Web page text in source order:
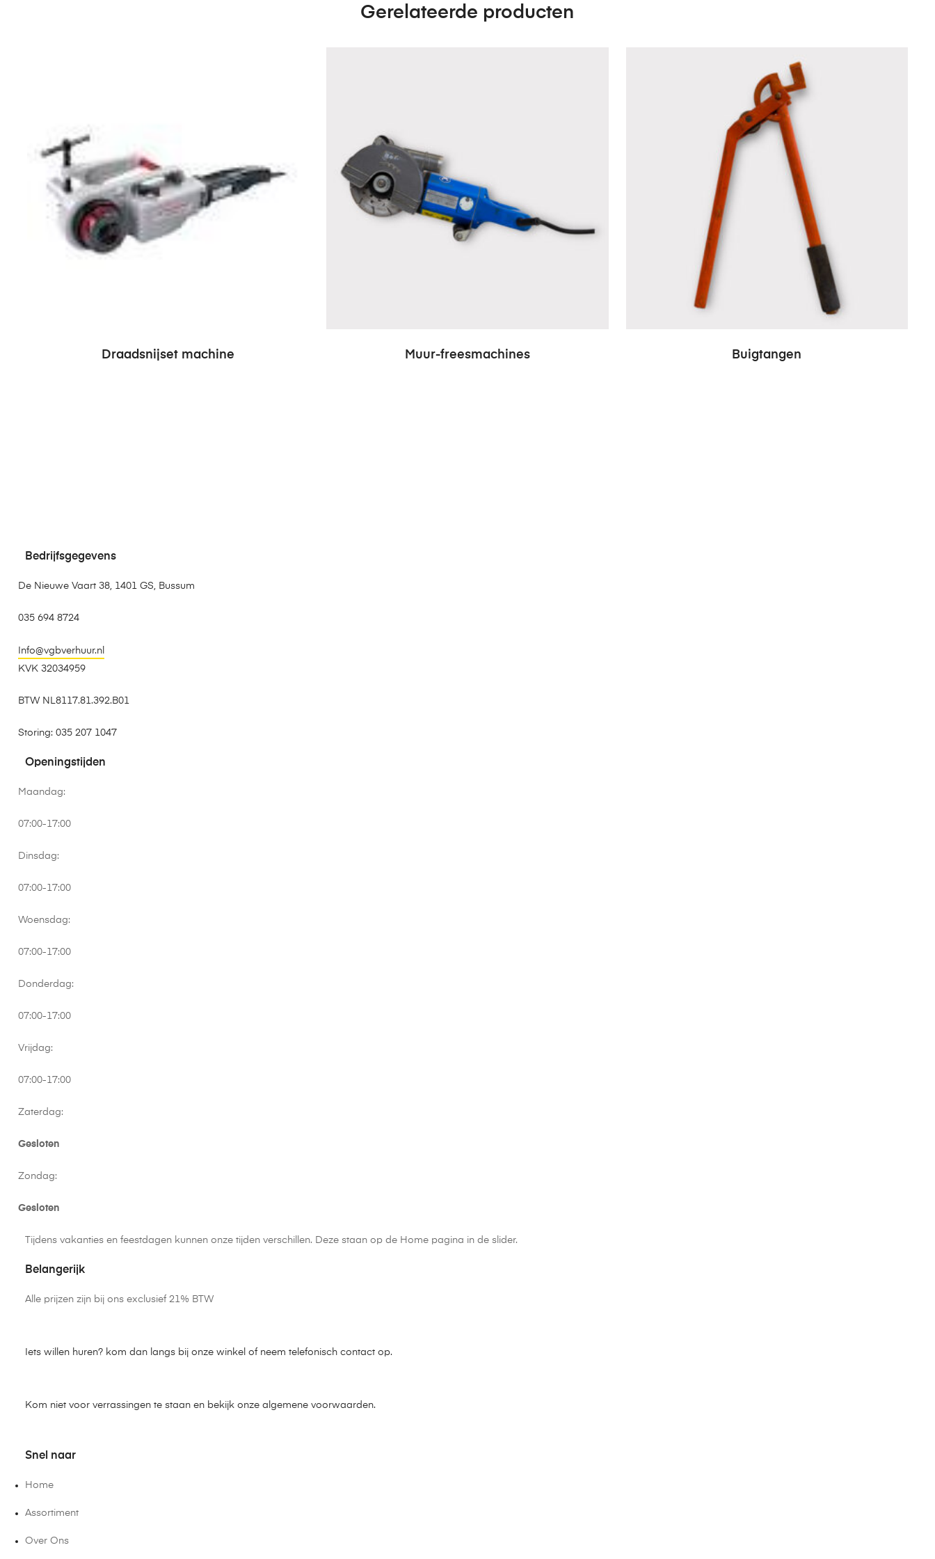
Gerelateerde producten
Draadsnijset machine Muur-freesmachines Buigtangen
Bedrijfsgegevens
De Nieuwe Vaart 38, 1401 GS, Bussum
035 694 8724
Info@vgbverhuur.nl
KVK 32034959
BTW NL8117.81.392.B01
Storing: 035 207 1047
Openingstijden
Maandag:
07:00-17:00
Dinsdag:
07:00-17:00
Woensdag:
07:00-17:00
Donderdag:
07:00-17:00
Vrijdag:
07:00-17:00
Zaterdag:
Gesloten
Zondag:
Gesloten
Tijdens vakanties en feestdagen kunnen onze tijden verschillen. Deze staan op de Home pagina in de slider.
Belangerijk
Alle prijzen zijn bij ons exclusief 21% BTW
Iets willen huren? kom dan langs bij onze winkel of neem telefonisch contact op.
Kom niet voor verrassingen te staan en bekijk onze algemene voorwaarden.
Snel naar
Home
Assortiment
Over Ons